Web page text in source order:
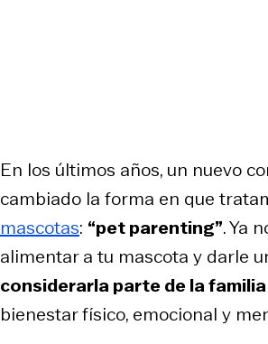
En los últimos años, un nuevo
cambiado la forma en que
mascotas: “pet parenting”. Ya
alimentar a tu mascota y darle
considerarla parte de la familia
bienestar físico, emocional y